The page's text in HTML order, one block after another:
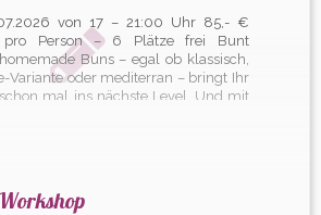
von 17 – 21:00 Uhr 85,- €
pro Person – 6 Plätze frei Bunt
Buns – egal ob klassisch,
Variante oder mediterran – bringt Ihr
mal ins nächste Level. Und mit